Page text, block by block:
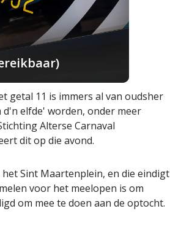
getal 11 is immers al van oudsher
d'n elfde' worden, onder meer
Alterse Carnaval
dit op die avond.
Sint Maartenplein, en die eindigt
voor het meelopen is om
om mee te doen aan de optocht.